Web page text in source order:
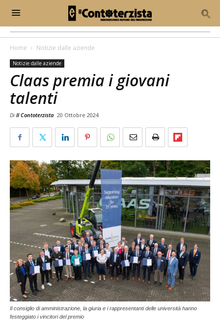
Home Notizie dalle aziende
Notizie dalle aziende
Claas premia i giovani
talenti
Di Il Contoterzista 20 Ottobre 2024
Il consiglio di amministrazione, la giuria e i rappresentanti delle università hanno
festeggiato i vincitori del premio